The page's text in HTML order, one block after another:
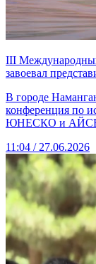
III
завоевал
В городе
конференция по
ЮНЕСКО и
11:04 / 27.06.2026